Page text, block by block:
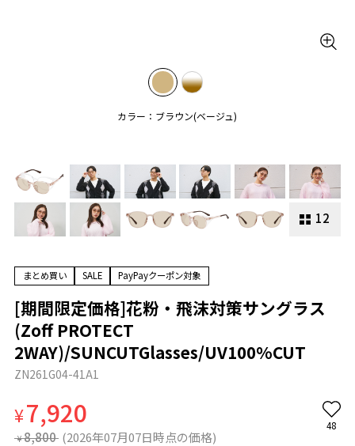
カラー：ブラウン(ベージュ)
12
まとめ買い SALE PayPayクーポン対象
[期間限定価格]花粉・飛沫対策サングラス
(Zoff PROTECT
2WAY)/SUNCUTGlasses/UV100%CUT
ZN261G04-41A1
¥7,920
¥ 8,800 (2026年07月07日時点の価格)
48